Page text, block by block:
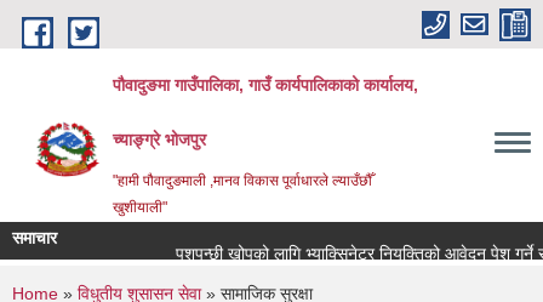
Skip to main content
पौवादुङमा गाउँपालिका, गाउँ कार्यपालिकाको कार्यालय,
च्याङ्ग्रे भोजपुर
"हामी पौवादुङमाली ,मानव विकास पूर्वाधारले ल्याउँछौँ
खुशीयाली"
समाचार
पशुपन्छी खोपको लागि भ्याक्सिनेटर नियुक्तिको आवेदन पेश गर्ने
Home » विधुतीय शुसासन सेवा» सामाजिक सुरक्षा